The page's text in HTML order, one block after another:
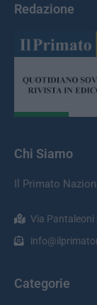
Redazione
Chi Siamo
Il Primato
Via Pantaleoni
Categorie